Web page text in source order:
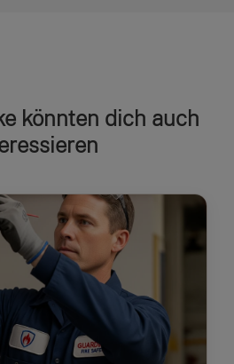
könnten dich auch